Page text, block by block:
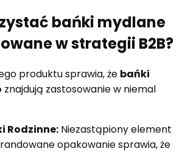
bańki mydlane
w strategii B2B?
produktu sprawia, że bańki
znajdują zastosowanie w niemal
Rodzinne: Niezastąpiony element
opakowanie sprawia, że